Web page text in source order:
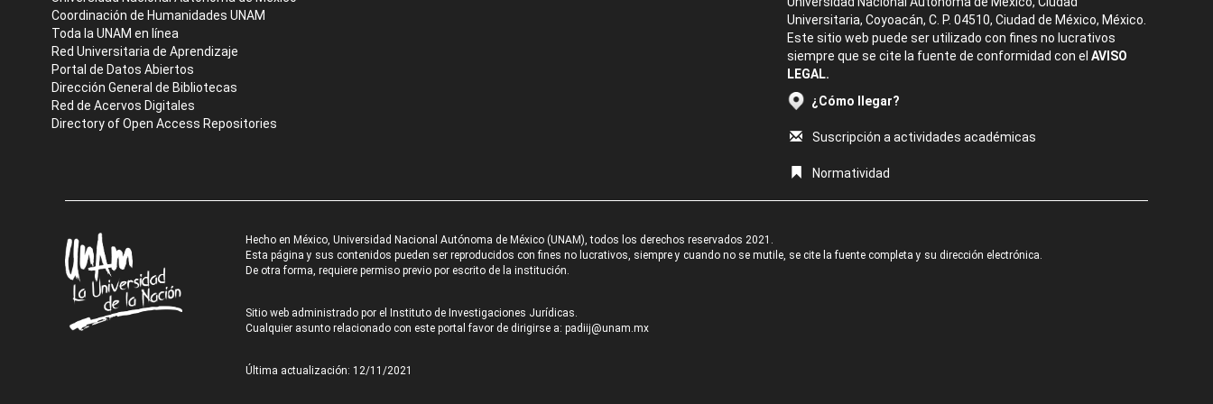
Coordinación de Humanidades UNAM
Toda la UNAM en línea
Red Universitaria de Aprendizaje
Portal de Datos Abiertos
Dirección General de Bibliotecas
Red de Acervos Digitales
Directory of Open Access Repositories
Universitaria, Coyoacán, C. P. 04510, Ciudad de México, México.
Este sitio web puede ser utilizado con fines no lucrativos
siempre que se cite la fuente de conformidad con el AVISO
LEGAL.
¿Cómo llegar?
Suscripción a actividades académicas
Normatividad
Hecho en México, Universidad Nacional Autónoma de México (UNAM), todos los derechos reservados 2021.
Esta página y sus contenidos pueden ser reproducidos con fines no lucrativos, siempre y cuando no se mutile, se cite la fuente completa y su dirección electrónica.
De otra forma, requiere permiso previo por escrito de la institución.
Sitio web administrado por el Instituto de Investigaciones Jurídicas.
Cualquier asunto relacionado con este portal favor de dirigirse a: padiij@unam.mx
Última actualización: 12/11/2021